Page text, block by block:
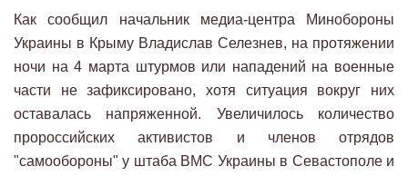
Как сообщил начальник медиа-центра Минобороны
Украины в Крыму Владислав Селезнев, на протяжении
ночи на 4 марта штурмов или нападений на военные
части не зафиксировано, хотя ситуация вокруг них
оставалась напряженной. Увеличилось количество
пророссийских активистов и членов отрядов
"самообороны" у штаба ВМС Украины в Севастополе и